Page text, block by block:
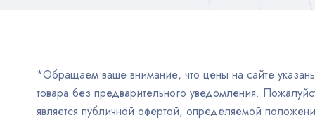
*Обращаем ваше внимание, что цены на сайте указаны
товара без предварительного уведомления.
является публичной офертой, определяемой